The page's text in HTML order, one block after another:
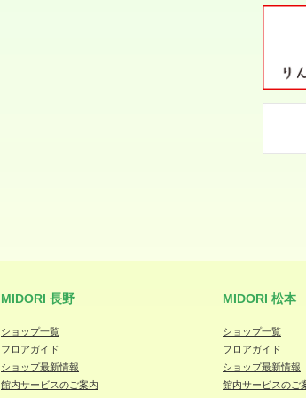
MIDORI 長野
ショップ一覧
フロアガイド
ショップ最新情報
館内サービスのご案内
MIDORI 松本
ショップ一覧
フロアガイド
ショップ最新情報
館内サービスのご